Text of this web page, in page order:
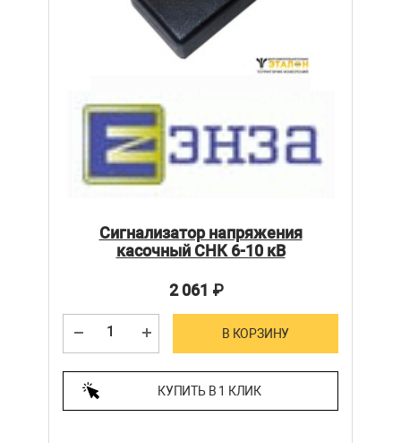
Сигнализатор напряжения
касочный СНК 6-10 кВ
2 061 ₽
В КОРЗИНУ
КУПИТЬ В 1 КЛИК